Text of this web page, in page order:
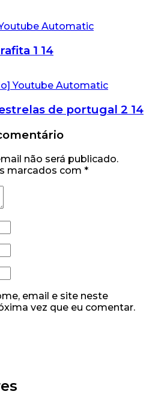
1 14
de portugal 2 14
não será publicado.
marcados com *
email e site neste
vez que eu comentar.